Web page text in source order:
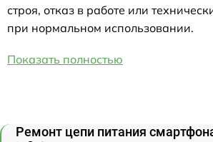
строя, отказ в работе или
при нормальном использовании.
Показать полностью
Ремонт цепи питания